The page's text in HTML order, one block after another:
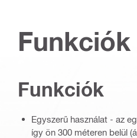
Funkciók
Egyszerű használat - az
így ön 300 méteren belül